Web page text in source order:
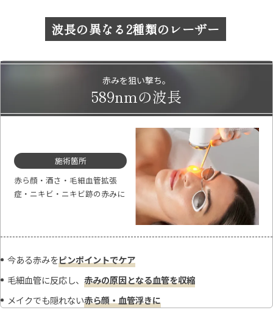
波長の異なる2種類のレーザー
赤みを狙い撃ち。
589nmの波長
施術箇所
赤ら顔・酒さ・毛細血管拡張
症・ニキビ・ニキビ跡の赤みに
今ある赤みをピンポイントでケア
毛細血管に反応し、赤みの原因となる血管を収縮
メイクでも隠れない赤ら顔・血管浮きに